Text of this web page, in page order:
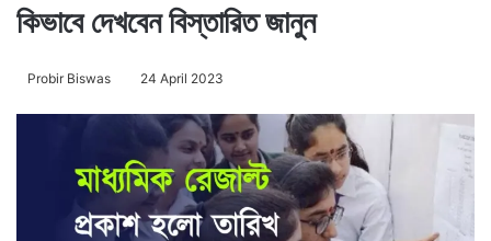
কিভাবে দেখবেন বিস্তারিত জানুন
Probir Biswas 24 April 2023